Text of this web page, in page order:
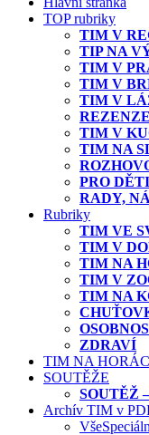
TOP rubriky
TIM V
TIP NA
TIM V
TIM V
TIM V
REZENZE
TIM V
TIM NA
PRO DĚTI
RADY,
Rubriky
TIM VE
TIM V
TIM NA
TIM V
TIM NA
ZDRAVÍ
TIM NA
SOUTĚŽE
SOUTĚŽ
Archív TIM v
Vše